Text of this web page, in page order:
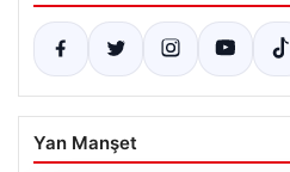
Yan Manşet